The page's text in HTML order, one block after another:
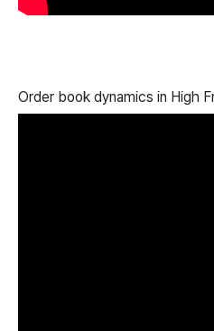
Order book dynamics in High